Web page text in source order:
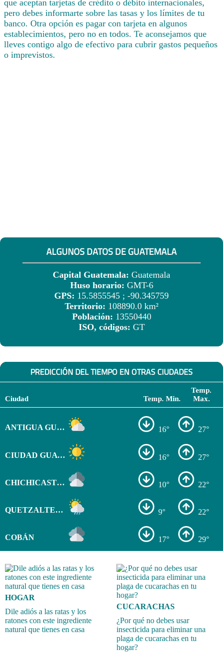
que aceptan tarjetas de crédito o débito internacionales,
pero debes informarte sobre las tasas y los límites de tu
banco. Otra opción es pagar con tarjeta en algunos
establecimientos, pero no en todos. Te aconsejamos que
lleves contigo algo de efectivo para cubrir gastos pequeños
o imprevistos.
ALGUNOS DATOS DE GUATEMALA
Capital Guatemala: Guatemala
Huso horario: GMT-6
GPS: 15.5855545 ; -90.345759
Territorio: 108890.0 km²
Población: 13550440
ISO, códigos: GT
PREDICCIÓN DEL TIEMPO EN OTRAS CIUDADES
Ciudad Temp. Min.
Temp.
Max.
ANTIGUA GUATEMALA 16° 27°
CIUDAD GUATEMALA 16° 27°
CHICHICASTENANGO 10° 22°
QUETZALTENANGO 9° 22°
COBÁN 17° 29°
HOGAR
Dile adiós a las ratas y los
ratones con este ingrediente
natural que tienes en casa
CUCARACHAS
¿Por qué no debes usar
insecticida para eliminar una
plaga de cucarachas en tu
hogar?